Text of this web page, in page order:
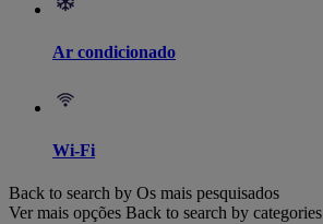
Ar condicionado
Wi-Fi
Back to search by Os mais pesquisados
Ver mais opções Back to search by categories